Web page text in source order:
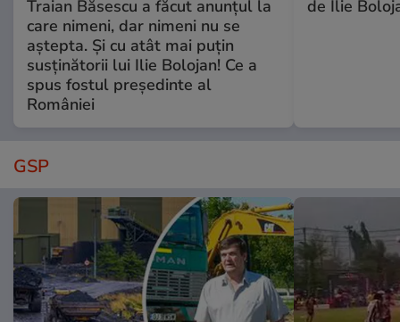
Traian Băsescu a făcut anunțul la
care nimeni, dar nimeni nu se
aștepta. Și cu atât mai puțin
susținătorii lui Ilie Bolojan! Ce a
spus fostul președinte al
României
de Ilie
GSP